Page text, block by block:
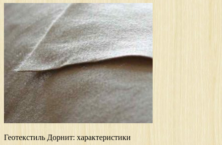
Геотекстиль Дорнит: характеристики